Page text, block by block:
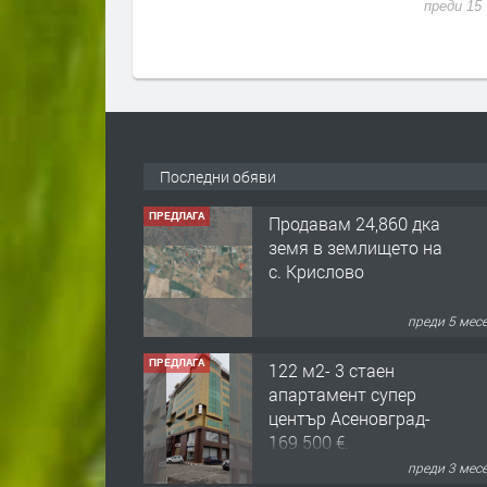
Последни обяви
ПРЕДЛАГА
122 м2- 3 стаен
апартамент супер
център Асеновград-
преди 3
ПРЕДЛАГА
Ретро Остъклена
врата
преди 3